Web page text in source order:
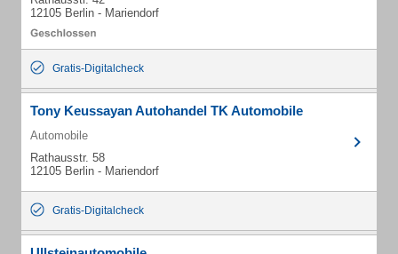
12105 Berlin - Mariendorf
Gratis-Digitalcheck
Tony Keussayan Autohandel TK Automobile
Automobile
Rathausstr. 58
12105 Berlin - Mariendorf
Gratis-Digitalcheck